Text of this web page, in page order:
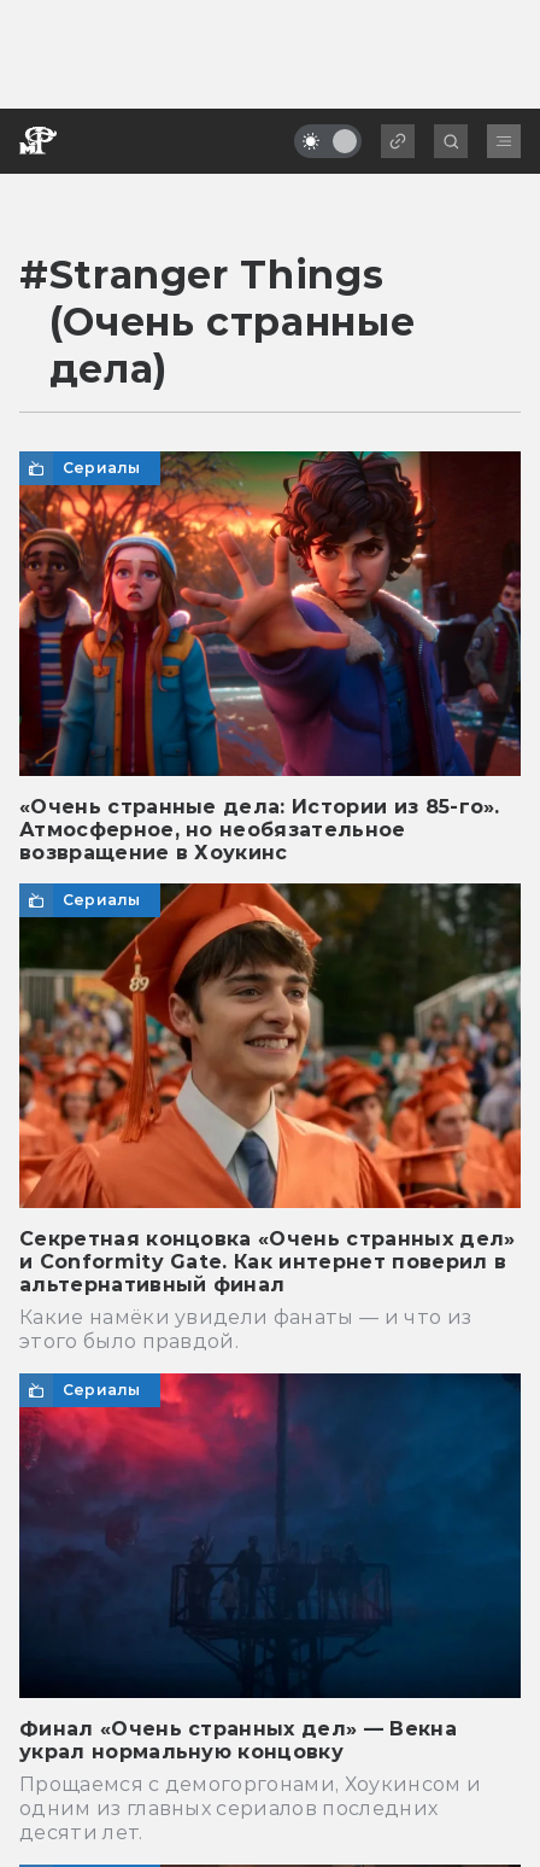
#Stranger Things
(Очень странные
дела)
Сериалы
«Очень странные дела: Истории из 85-го».
Атмосферное, но необязательное
возвращение в Хоукинс
Сериалы
Секретная концовка «Очень странных дел»
и Conformity Gate. Как интернет поверил в
альтернативный финал
Какие намёки увидели фанаты — и что из
этого было правдой.
Сериалы
Финал «Очень странных дел» — Векна
украл нормальную концовку
Прощаемся с демогоргонами, Хоукинсом и
одним из главных сериалов последних
десяти лет.